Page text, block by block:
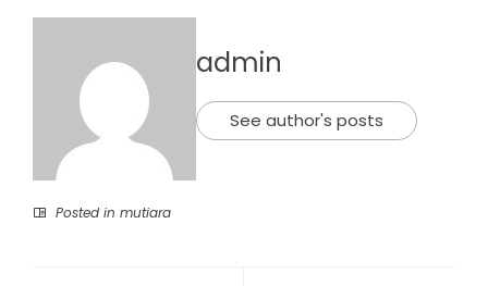
admin
See author's posts
Posted in mutiara